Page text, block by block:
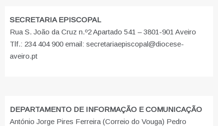
SECRETARIA EPISCOPAL
Rua S. João da Cruz n.º2 Apartado 541 – 3801-901 Aveiro
Tlf.: 234 404 900 email: secretariaepiscopal@diocese-
aveiro.pt
DEPARTAMENTO DE INFORMAÇÃO E COMUNICAÇÃO
António Jorge Pires Ferreira (Correio do Vouga) Pedro